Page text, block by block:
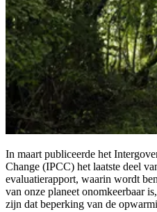
In maart publiceerde het
Change (IPCC) het laatste deel
evaluatierapport, waarin wordt
van onze planeet onomkeerbaar
zijn dat beperking van de